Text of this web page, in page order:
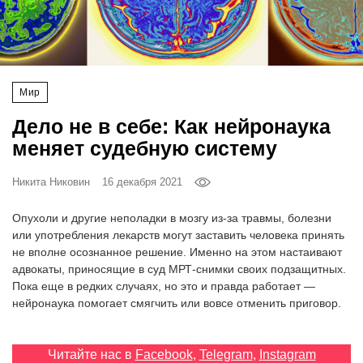
Мир
Дело не в себе: Как нейронаука
меняет судебную систему
Никита Никовин 16 декабря 2021
Опухоли и другие неполадки в мозгу из-за травмы, болезни
или употребления лекарств могут заставить человека принять
не вполне осознанное решение. Именно на этом настаивают
адвокаты, приносящие в суд МРТ-снимки своих подзащитных.
Пока еще в редких случаях, но это и правда работает —
нейронаука помогает смягчить или вовсе отменить приговор.
Читайте нас в Facebook, Telegram, Instagram